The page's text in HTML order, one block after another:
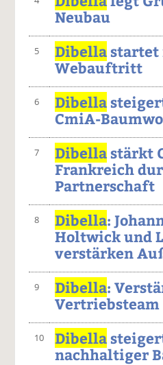
Neubau
5 Dibellastartet
Webauftritt
6 Dibella
CmiA-
7 Dibellastärkt
Frankreich
Partnerschaft
8 Dibella:
Holtwick und
verstärken
9 Dibella:
Vertriebsteam
10 Dibella
nachhaltiger